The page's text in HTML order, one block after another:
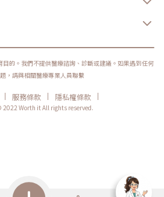
的。我們不提供醫療諮詢、診斷或建議。如果遇到任何
，請與相關醫療專業人員聯繫
| 服務條款 | 隱私權條款
|
Worth it All rights reserved.